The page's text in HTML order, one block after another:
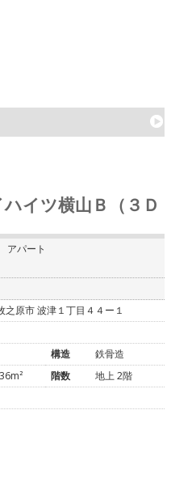
イツ横山Ｂ（３Ｄ
アパート
之原市 波津１丁目４４ー１
構造
鉄骨造
階数
地上 2階